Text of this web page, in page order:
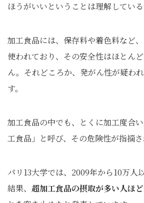
ほうがいいということは理解している
加工食品には、保存料や着色料など
使われており、その安全性はほとん
ん。それどころか、発がん性が疑わ
す。
加工食品の中でも、とくに加工度合
工食品」と呼び、その危険性が指摘さ
パリ13大学では、2009年から10万人
結果、 超加工食品の摂取が多い人ほ